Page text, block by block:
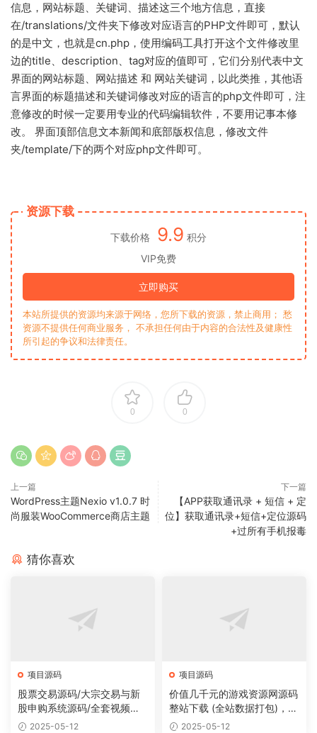
信息，网站标题、关键词、描述这三个地方信息，直接
在/translations/文件夹下修改对应语言的PHP文件即可，默认
的是中文，也就是cn.php，使用编码工具打开这个文件修改里
边的title、description、tag对应的值即可，它们分别代表中文
界面的网站标题、网站描述 和 网站关键词，以此类推，其他语
言界面的标题描述和关键词修改对应的语言的php文件即可，注
意修改的时候一定要用专业的代码编辑软件，不要用记事本修
改。 界面顶部信息文本新闻和底部版权信息，修改文件
夹/template/下的两个对应php文件即可。
资源下载
下载价格 9.9 积分
VIP免费
立即购买
本站所提供的资源均来源于网络，您所下载的资源，禁止商用； 愁
资源不提供任何商业服务， 不承担任何由于内容的合法性及健康性
所引起的争议和法律责任。
0 0
上一篇
WordPress主题Nexio v1.0.7 时
尚服装WooCommerce商店主题
下一篇
【APP获取通讯录 + 短信 + 定
位】获取通讯录+短信+定位源码
+过所有手机报毒
猜你喜欢
项目源码
股票交易源码/大宗交易与新
股申购系统源码/全套视频教
程 2025-05-12
项目源码
价值几千元的游戏资源网源码
整站下载 (全站数据打包)，数
据里面有200多个宝贝。
2025-05-12